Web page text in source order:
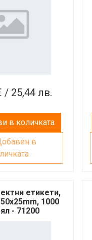
/ 25,44 лв.
в количката
етикети,
1000
- 71200